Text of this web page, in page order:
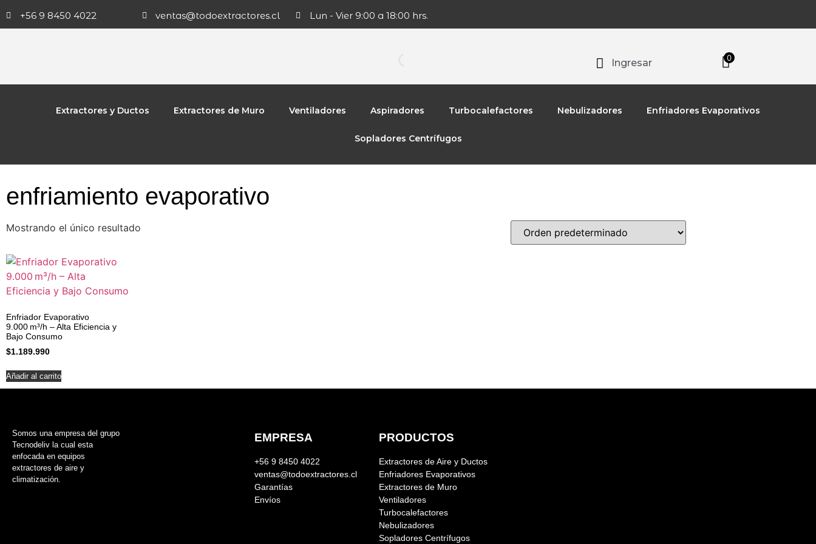
+56 9 8450 4022 ventas@todoextractores.cl Lun - Vier 9:00 a 18:00 hrs.
Ingresar 0
Extractores y Ductos Extractores de Muro Ventiladores Aspiradores Turbocalefactores Nebulizadores Enfriadores Evaporativos
Sopladores Centrífugos
enfriamiento evaporativo
Mostrando el único resultado
Enfriador Evaporativo
9.000 m³/h – Alta Eficiencia y
Bajo Consumo
$1.189.990
Añadir al carrito
Somos una empresa del grupo
Tecnodeliv la cual esta
enfocada en equipos
extractores de aire y
climatización.
EMPRESA
+56 9 8450 4022
ventas@todoextractores.cl
Garantías
Envíos
PRODUCTOS
Extractores de Aire y Ductos
Enfriadores Evaporativos
Extractores de Muro
Ventiladores
Turbocalefactores
Nebulizadores
Sopladores Centrífugos